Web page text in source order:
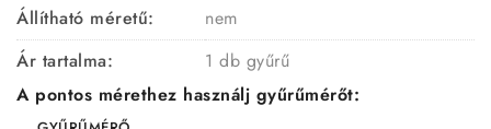
Állítható méretű:
nem
Ár tartalma:
1 db gyűrű
A pontos mérethez használj gyűrűmérőt: